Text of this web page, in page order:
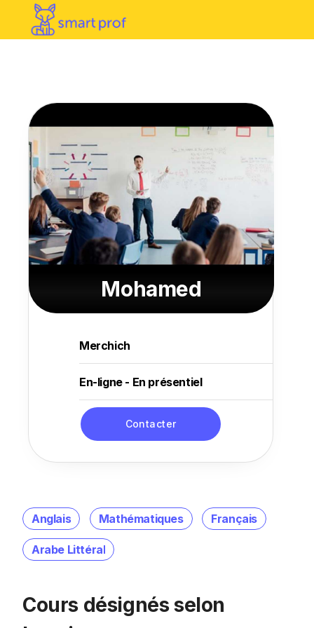
Anglais Mathématiques Français
Arabe Littéral
Cours désignés selon
Mohamed
Merchich
En-ligne - En présentiel
Contacter